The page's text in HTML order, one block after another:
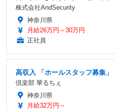
株式会社AndSecurity
神奈川県
月給26万円～30万円
正社員
高収入 「ホールスタッフ募集」
倶楽部 華るちぇ
神奈川県
月給32万円～